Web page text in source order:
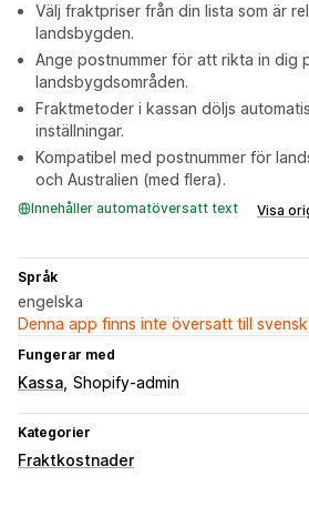
Välj fraktpriser från din lista som är
landsbygden.
Ange postnummer för att rikta in dig
landsbygdsområden.
Fraktmetoder i kassan döljs
inställningar.
Kompatibel med postnummer för
och Australien (med flera).
Innehåller automatöversatt text Visa
Språk
engelska
Denna app finns inte översatt till
Fungerar med
Kassa Shopify-admin
Kategorier
Fraktkostnader